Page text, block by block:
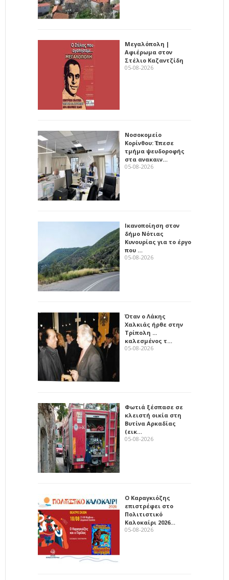
Μεγαλόπολη |
Αφιέρωμα στον
Στέλιο Καζαντζίδη
05-08-2026
Νοσοκομείο
Κορίνθου: Έπεσε
τμήμα ψευδοροφής
στα ανακαιν…
05-08-2026
Ικανοποίηση στον
δήμο Νότιας
Κυνουρίας για το έργο
που …
05-08-2026
Όταν ο Λάκης
Χαλκιάς ήρθε στην
Τρίπολη ...
καλεσμένος τ…
05-08-2026
Φωτιά ξέσπασε σε
κλειστή οικία στη
Βυτίνα Αρκαδίας
(εικ…
05-08-2026
Ο Καραγκιόζης
επιστρέφει στο
Πολιτιστικό
Καλοκαίρι 2026…
05-08-2026